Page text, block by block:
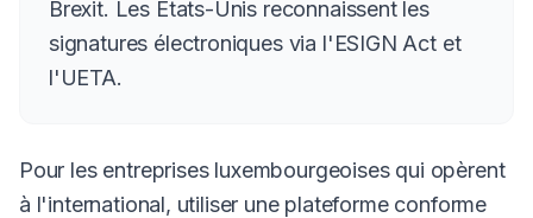
Brexit. Les États-Unis reconnaissent les
signatures électroniques via l'ESIGN Act et
l'UETA.
Pour les entreprises luxembourgeoises qui opèrent
à l'international, utiliser une plateforme conforme